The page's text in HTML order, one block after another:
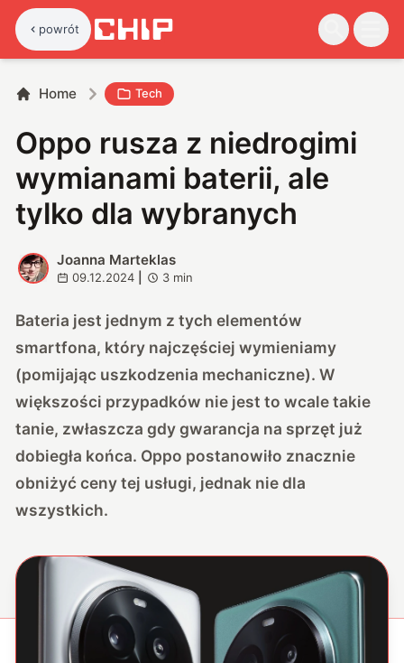
powrót
Home Tech
Oppo rusza z niedrogimi
wymianami baterii, ale
tylko dla wybranych
J
Joanna Marteklas
09.12.2024 3 min
Bateria jest jednym z tych elementów
smartfona, który najczęściej wymieniamy
(pomijając uszkodzenia mechaniczne). W
większości przypadków nie jest to wcale takie
tanie, zwłaszcza gdy gwarancja na sprzęt już
dobiegła końca. Oppo postanowiło znacznie
obniżyć ceny tej usługi, jednak nie dla
wszystkich.